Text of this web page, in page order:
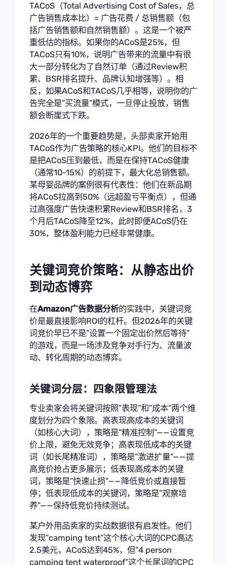
TACoS（Total Advertising Cost of Sales，总
广告销售成本比）= 广告花费 / 总销售额（包
括广告销售额和自然销售额）。这是一个被严
重低估的指标。如果你的ACoS是25%，但
TACoS只有10%，说明广告带来的流量中有很
大一部分转化为了自然订单（通过Review积
累、BSR排名提升、品牌认知增强等）。相
反，如果ACoS和TACoS几乎相等，说明你的广
告完全是”买流量”模式，一旦停止投放，销售
额会断崖式下跌。
2026年的一个重要趋势是，头部卖家开始用
TACoS作为广告策略的核心KPI。他们的目标不
是把ACoS压到最低，而是在保持TACoS健康
（通常10-15%）的前提下，最大化总销售额。
某母婴品牌的案例很有代表性：他们在新品期
将ACoS拉高到50%（远超盈亏平衡点），但通
过高强度广告快速积累Review和BSR排名，3
个月后TACoS降至12%，此时即便ACoS仍在
30%，整体盈利能力已经非常健康。
关键词竞价策略：从静态出价
到动态博弈
在Amazon广告数据分析的实践中，关键词竞
价是最直接影响ROI的杠杆。但2026年的关键
词竞价早已不是”设置一个固定出价然后等待”
的游戏，而是一场涉及竞争对手行为、流量波
动、转化周期的动态博弈。
关键词分层：四象限管理法
专业卖家会将关键词按照”表现”和”成本”两个维
度划分为四个象限。高表现高成本的关键词
（如核心大词），策略是”精准控制”——设置竞
价上限，避免无效竞争；高表现低成本的关键
词（如长尾精准词），策略是”激进扩量”——提
高竞价抢占更多展示；低表现高成本的关键
词，策略是”快速止损”——降低竞价或直接暂
停；低表现低成本的关键词，策略是”观察培
养”——保持低竞价持续测试。
某户外用品卖家的实战数据很有启发性。他们
发现”camping tent”这个核心大词的CPC高达
2.5美元，ACoS达到45%，但”4 person
camping tent waterproof”这个长尾词的CPC